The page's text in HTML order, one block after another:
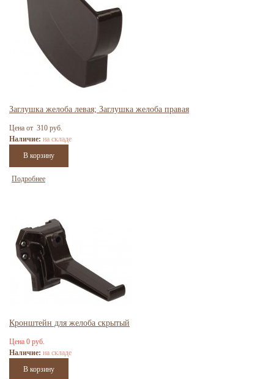
Заглушка желоба левая; Заглушка желоба правая
Цена от 310 руб.
Наличие: на складе
Подробнее
Кронштейн для желоба скрытый
Цена 0 руб.
Наличие: на складе